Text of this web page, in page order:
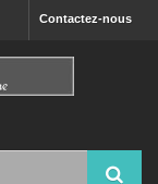
Contactez-nous